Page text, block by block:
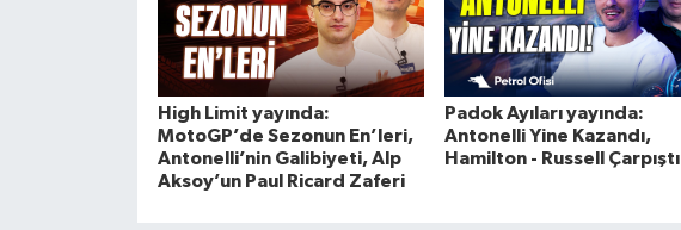
High Limit yayında:
MotoGP’de Sezonun En’leri,
Antonelli’nin Galibiyeti, Alp
Aksoy’un Paul Ricard Zaferi
Padok Ayıları yayında:
Antonelli Yine Kazandı,
Hamilton - Russell Çarpıştı